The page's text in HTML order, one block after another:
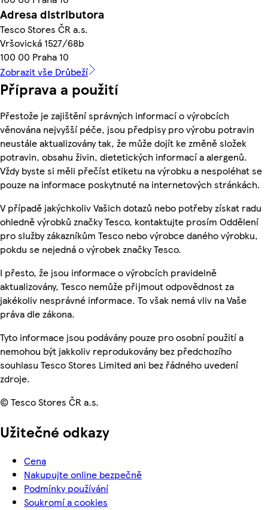
Adresa distributora
Tesco Stores ČR a.s.
Vršovická 1527/68b
100 00 Praha 10
Zobrazit vše Drůbeží
Příprava a použití
Přestože je zajištění správných informací o výrobcích
věnována nejvyšší péče, jsou předpisy pro výrobu potravin
neustále aktualizovány tak, že může dojít ke změně složek
potravin, obsahu živin, dietetických informací a alergenů.
Vždy byste si měli přečíst etiketu na výrobku a nespoléhat se
pouze na informace poskytnuté na internetových stránkách.
V případě jakýchkoliv Vašich dotazů nebo potřeby získat radu
ohledně výrobků značky Tesco, kontaktujte prosím Oddělení
pro služby zákazníkům Tesco nebo výrobce daného výrobku,
pokdu se nejedná o výrobek značky Tesco.
I přesto, že jsou informace o výrobcích pravidelně
aktualizovány, Tesco nemůže přijmout odpovědnost za
jakékoliv nesprávné informace. To však nemá vliv na Vaše
práva dle zákona.
Tyto informace jsou podávány pouze pro osobní použití a
nemohou být jakkoliv reprodukovány bez předchozího
souhlasu Tesco Stores Limited ani bez řádného uvedení
zdroje.
© Tesco Stores ČR a.s.
Užitečné odkazy
Cena
Nakupujte online bezpečně
Podmínky používání
Soukromí a cookies